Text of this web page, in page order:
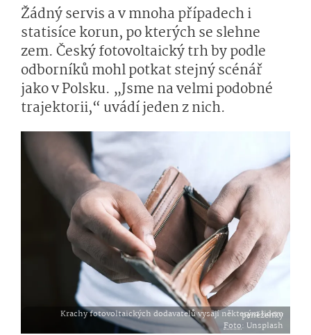
Žádný servis a v mnoha případech i
statisíce korun, po kterých se slehne
zem. Český fotovoltaický trh by podle
odborníků mohl potkat stejný scénář
jako v Polsku. „Jsme na velmi podobné
trajektorii,“ uvádí jeden z nich.
Krachy fotovoltaických dodavatelů vysají některým lidem peněženky
Foto: Unsplash